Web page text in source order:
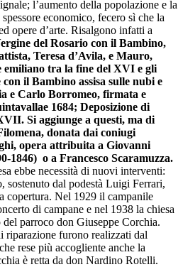
l’aumento della popolazione e la
economico, fecero sì che la
opere d’arte. Risalgono infatti a
del Rosario con il Bambino,
Teresa d’Avila, e Mauro,
tra la fine del XVI e gli
il Bambino assisa sulle nubi e
e Carlo Borromeo, firmata e
1684; Deposizione di
Si aggiunge a questi, ma di
donata dai coniugi
opera attribuita a Giovanni
1846) o a Francesco Scaramuzza.
ebbe necessità di nuovi interventi:
sostenuto dal podestà Luigi Ferrari,
copertura. Nel 1929 il campanile
di campane e nel 1938 la chiesa
del parroco don Giuseppe Corchia.
furono realizzati dal
rese più accogliente anche la
è retta da don Nardino Rotelli.